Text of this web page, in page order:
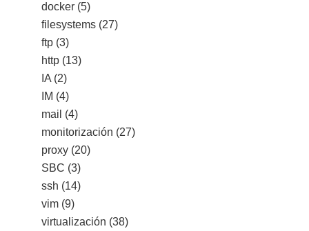
docker (5)
filesystems (27)
ftp (3)
http (13)
IA (2)
IM (4)
mail (4)
monitorización (27)
proxy (20)
SBC (3)
ssh (14)
vim (9)
virtualización (38)